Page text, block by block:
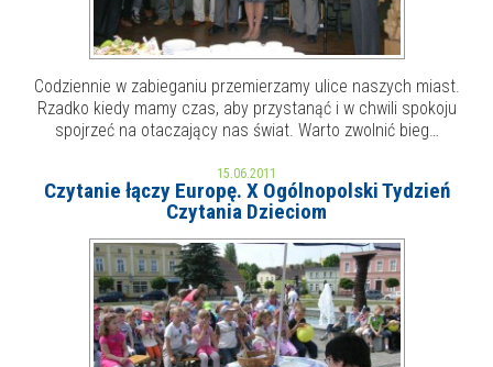
Codziennie w zabieganiu przemierzamy ulice naszych miast.
Rzadko kiedy mamy czas, aby przystanąć i w chwili spokoju
spojrzeć na otaczający nas świat. Warto zwolnić bieg…
15.06.2011
Czytanie łączy Europę. X Ogólnopolski Tydzień
Czytania Dzieciom